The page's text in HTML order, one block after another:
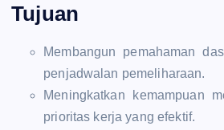
Tujuan
Membangun pemahaman
penjadwalan pemeliharaan.
Meningkatkan kemampuan
prioritas kerja yang efektif.